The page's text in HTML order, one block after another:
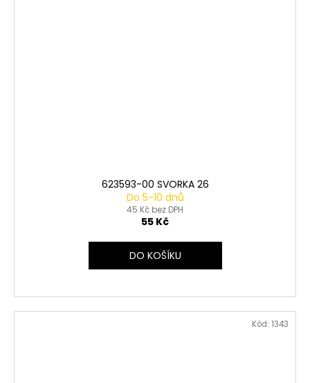
623593-00 SVORKA 26
Do 5-10 dnů
45 Kč bez DPH
55 Kč
DO KOŠÍKU
Kód: 1343